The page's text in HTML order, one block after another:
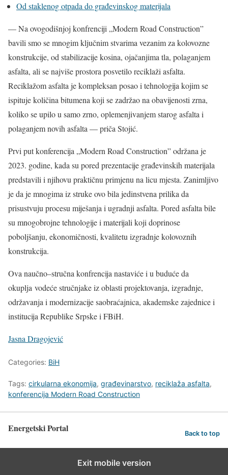
Od staklenog otpada do građevinskog materijala
— Na ovogodišnjoj konfrenciji „Modern Road Construction”
bavili smo se mnogim ključnim stvarima vezanim za kolovozne
konstrukcije, od stabilizacije kosina, ojačanjima tla, polaganjem
asfalta, ali se najviše prostora posvetilo reciklaži asfalta.
Reciklažom asfalta je kompleksan posao i tehnologija kojim se
ispituje količina bitumena koji se zadržao na obavijenosti zrna,
koliko se upilo u samo zrno, oplemenjivanjem starog asfalta i
polaganjem novih asfalta — priča Stojić.
Prvi put konferencija „Modern Road Construction” održana je
2023. godine, kada su pored prezentacije građevinskih materijala
predstavili i njihovu praktičnu primjenu na licu mjesta. Zanimljivo
je da je mnogima iz struke ovo bila jedinstvena prilika da
prisustvuju procesu miješanja i ugradnji asfalta. Pored asfalta bile
su mnogobrojne tehnologije i materijali koji doprinose
poboljšanju, ekonomičnosti, kvalitetu izgradnje kolovoznih
konstrukcija.
Ova naučno–stručna konfrencija nastaviće i u buduće da
okuplja vodeće stručnjake iz oblasti projektovanja, izgradnje,
održavanja i modernizacije saobraćajnica, akademske zajednice i
institucija Republike Srpske i FBiH.
Jasna Dragojević
Categories: BiH
Tags: cirkularna ekonomija, građevinarstvo, reciklaža asfalta,
konferencija Modern Road Construction
Energetski Portal Back to top
Exit mobile version